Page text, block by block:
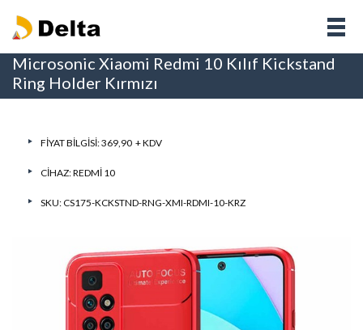
Microsonic Xiaomi Redmi 10 Kılıf Kickstand
Ring Holder Kırmızı
FIYAT BILGISI: 369,90 + KDV
CIHAZ:REDMI 10
SKU: CS175-KCKSTND-RNG-XMI-RDMI-10-KRZ